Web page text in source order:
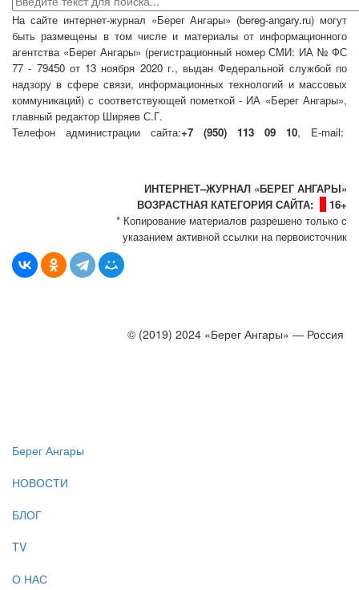
На сайте интернет-журнал «Берег Ангары» (bereg-angary.ru) могут
быть размещены в том числе и материалы от информационного
агентства «Берег Ангары» (регистрационный номер СМИ: ИА № ФС
77 - 79450 от 13 ноября 2020 г., выдан Федеральной службой по
надзору в сфере связи, информационных технологий и массовых
коммуникаций) с соответствующей пометкой - ИА «Берег Ангары»,
главный редактор Ширяев С.Г.
Телефон администрации сайта:+7 (950) 113 09 10, E-mail:
ИНТЕРНЕТ–ЖУРНАЛ «БЕРЕГ АНГАРЫ»
ВОЗРАСТНАЯ КАТЕГОРИЯ САЙТА:
16+
* Копирование материалов разрешено только с
указанием активной ссылки на первоисточник
© (2019) 2024 «Берег Ангары» — Россия
Берег Ангары
НОВОСТИ
БЛОГ
TV
О НАС